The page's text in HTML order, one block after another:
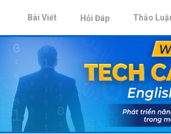
Bài Viết Hỏi Đáp Thảo